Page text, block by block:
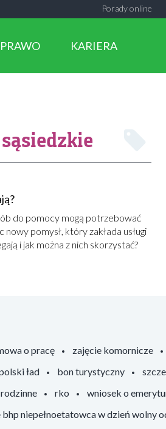
Porady online
PRAWO KARIERA
do pomocy mogą potrzebować
pomysł, który zakłada usługi
i jak można z nich skorzystać?
o pracę zajęcie komornicze
ład bon turystyczny
rko wniosek o
niepełnoetatowca w dzień wolny